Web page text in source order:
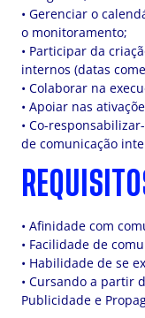
• Gerenciar o
o monitoramento;
• Participar da
internos (datas
• Colaborar na
• Apoiar nas
• Co-
de comunicação
• Afinidade com
• Facilidade de
• Habilidade de se
• Cursando a partir
Publicidade e